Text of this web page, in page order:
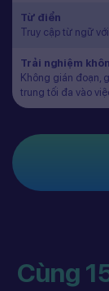
Từ điển
Truy cập từ ngữ
Trải nghiệm
Không gián đoạn,
trung tối đa vào
Cùng